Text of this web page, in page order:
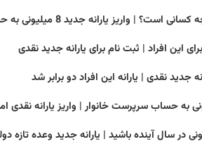
| واریز یارانه جدید 8 میلیونی به حساب این افراد
جدید نقدی | یارانه این افراد دو برابر شد
به حساب سرپرست خانوار | واریز یارانه نقدی
در سال آینده باشید | یارانه جدید وعده تازه